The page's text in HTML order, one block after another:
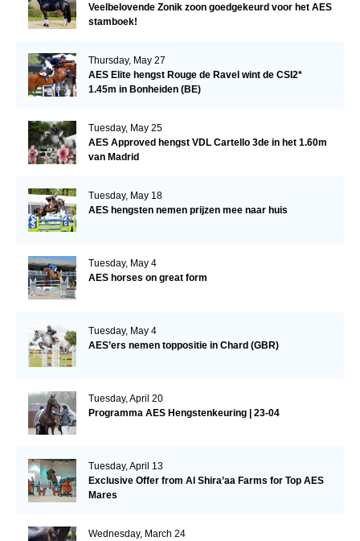
Veelbelovende Zonik zoon goedgekeurd voor het AES
stamboek!
Thursday, May 27
AES Elite hengst Rouge de Ravel wint de CSI2*
1.45m in Bonheiden (BE)
Tuesday, May 25
AES Approved hengst VDL Cartello 3de in het 1.60m
van Madrid
Tuesday, May 18
AES hengsten nemen prijzen mee naar huis
Tuesday, May 4
AES horses on great form
Tuesday, May 4
AES’ers nemen toppositie in Chard (GBR)
Tuesday, April 20
Programma AES Hengstenkeuring | 23-04
Tuesday, April 13
Exclusive Offer from Al Shira’aa Farms for Top AES
Mares
Wednesday, March 24